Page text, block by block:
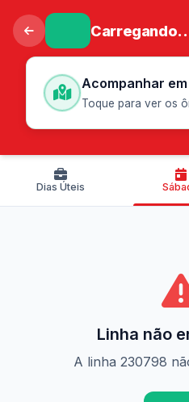
Acompanhar em
Toque para ver os
Dias Úteis
Linha não
A linha 230798